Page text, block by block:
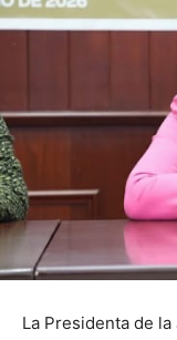
La Presidenta de